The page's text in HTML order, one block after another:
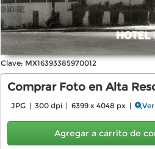
Clave: MX16393385970012
Comprar Foto en Alta
JPG | 300 dpi | 6399 x 4048 px |
Agregar a carrito de